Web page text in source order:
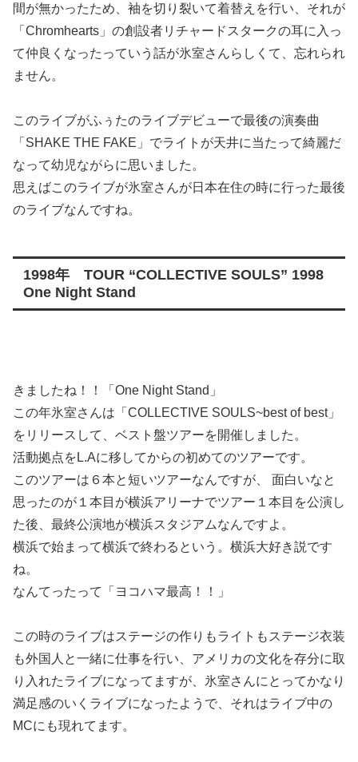
間が無かったため、袖を切り裂いて着替えを行い、それが
「Chromhearts」の創設者リチャードスタークの耳に入っ
て仲良くなったっていう話が氷室さんらしくて、忘れられ
ません。
このライブがふぅたのライブデビューで最後の演奏曲
「SHAKE THE FAKE」でライトが天井に当たって綺麗だ
なって幼児ながらに思いました。
思えばこのライブが氷室さんが日本在住の時に行った最後
のライブなんですね。
1998年 TOUR “COLLECTIVE SOULS” 1998
One Night Stand
きましたね！！「One Night Stand」
この年氷室さんは「COLLECTIVE SOULS~best of best」
をリリースして、ベスト盤ツアーを開催しました。
活動拠点をL.Aに移してからの初めてのツアーです。
このツアーは６本と短いツアーなんですが、 面白いなと
思ったのが１本目が横浜アリーナでツアー１本目を公演し
た後、最終公演地が横浜スタジアムなんですよ。
横浜で始まって横浜で終わるという。横浜大好き説です
ね。
なんてったって「ヨコハマ最高！！」
この時のライブはステージの作りもライトもステージ衣装
も外国人と一緒に仕事を行い、アメリカの文化を存分に取
り入れたライブになってますが、氷室さんにとってかなり
満足感のいくライブになったようで、それはライブ中の
MCにも現れてます。